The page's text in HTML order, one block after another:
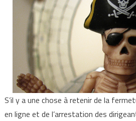
S’il y a une chose à retenir de la
en ligne et de l’arrestation des